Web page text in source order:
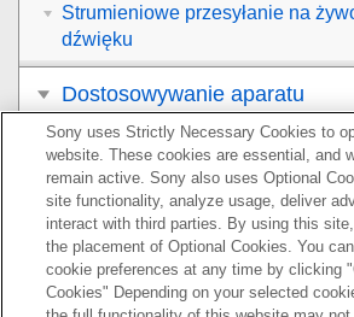
Strumieniowe przesyłanie na
dźwięku
Dostosowywanie aparatu
Przeglądanie
Zmiana ustawień aparatu
Funkcje dostępne w
Korzystanie z komputera
Sony uses Strictly Necessary Cookies to
website. These cookies are essential, and
remain active. Sony also uses Optional
site functionality, analyze usage, deliver
interact with third parties. By using this
the placement of Optional Cookies. You
cookie preferences at any time by clicking
Cookies" Depending on your selected